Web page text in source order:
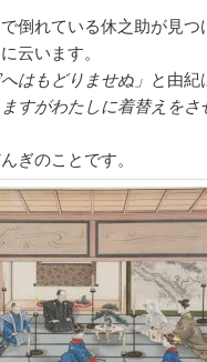
倒れている休之助が見
云います。
はもどりませぬ」 と由紀
ますがわたしに着替えを
ぎのことです。